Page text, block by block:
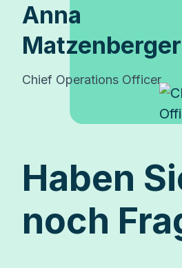
Anna
Matzenberger
Chief Operations Officer
Haben
noch